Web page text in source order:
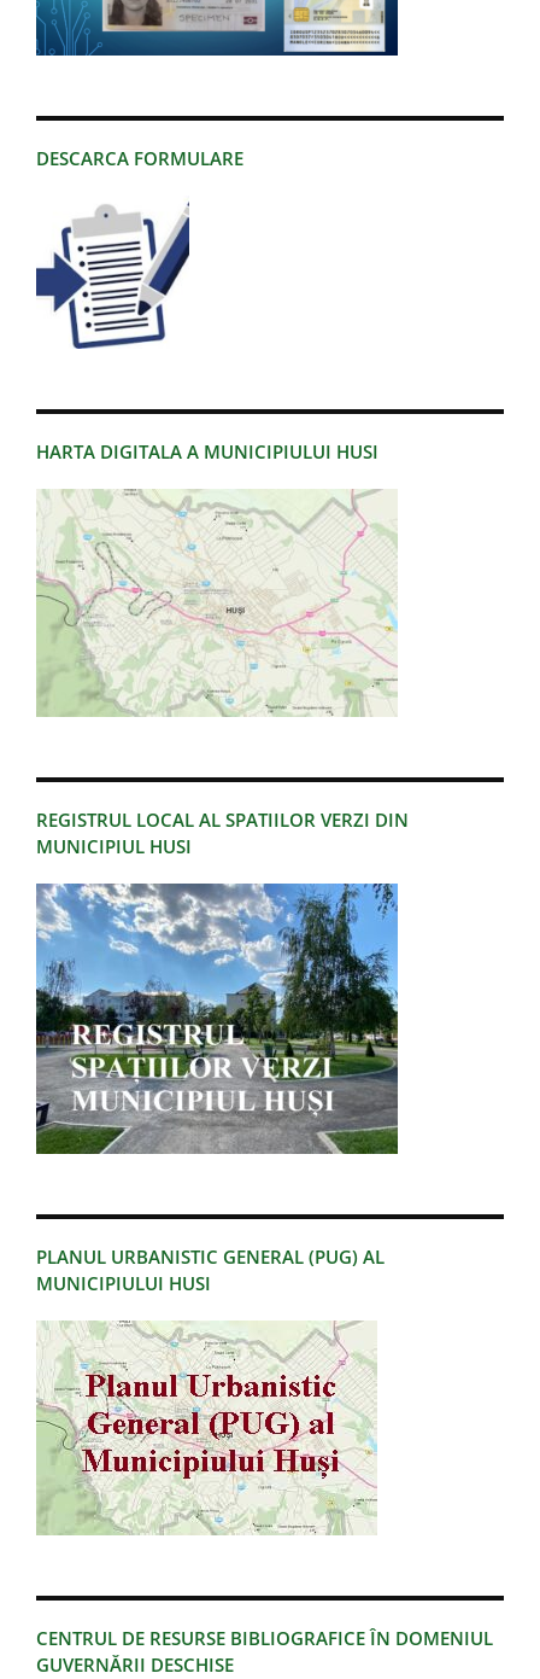
DESCARCA FORMULARE
HARTA DIGITALA A MUNICIPIULUI HUSI
REGISTRUL LOCAL AL SPATIILOR VERZI DIN
MUNICIPIUL HUSI
PLANUL URBANISTIC GENERAL (PUG) AL
MUNICIPIULUI HUSI
CENTRUL DE RESURSE BIBLIOGRAFICE ÎN DOMENIUL
GUVERNĂRII DESCHISE